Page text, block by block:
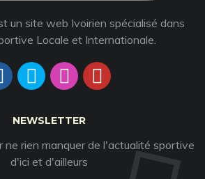
un site web Ivoirien spécialisé dans
Locale et Internationale.
NEWSLETTER
ne rien manquer de l'actualité sportive
d'ici et d'ailleurs